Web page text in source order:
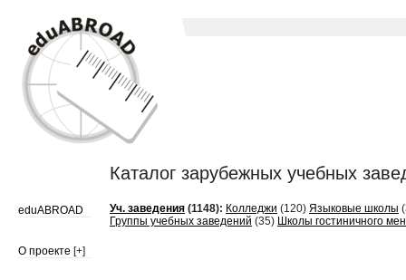
Каталог зарубежных учебных
eduABROAD
О проекте [+]
Уч. заведения (1148): Колледжи (120) Языковые школы
Группы учебных заведений (35) Школы гостиничного